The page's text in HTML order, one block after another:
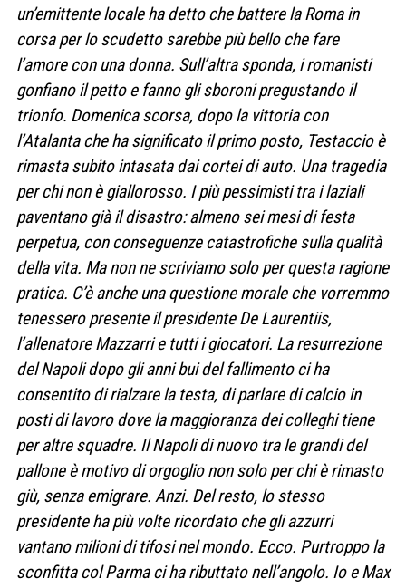
un’emittente locale ha detto che battere la Roma in
corsa per lo scudetto sarebbe più bello che fare
l’amore con una donna. Sull’altra sponda, i romanisti
gonfiano il petto e fanno gli sboroni pregustando il
trionfo. Domenica scorsa, dopo la vittoria con
l’Atalanta che ha significato il primo posto, Testaccio è
rimasta subito intasata dai cortei di auto. Una tragedia
per chi non è giallorosso. I più pessimisti tra i laziali
paventano già il disastro: almeno sei mesi di festa
perpetua, con conseguenze catastrofiche sulla qualità
della vita. Ma non ne scriviamo solo per questa ragione
pratica. C’è anche una questione morale che vorremmo
tenessero presente il presidente De Laurentiis,
l’allenatore Mazzarri e tutti i giocatori. La resurrezione
del Napoli dopo gli anni bui del fallimento ci ha
consentito di rialzare la testa, di parlare di calcio in
posti di lavoro dove la maggioranza dei colleghi tiene
per altre squadre. Il Napoli di nuovo tra le grandi del
pallone è motivo di orgoglio non solo per chi è rimasto
giù, senza emigrare. Anzi. Del resto, lo stesso
presidente ha più volte ricordato che gli azzurri
vantano milioni di tifosi nel mondo. Ecco. Purtroppo la
sconfitta col Parma ci ha ributtato nell’angolo. Io e Max